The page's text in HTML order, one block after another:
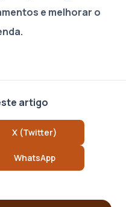
e melhorar o
artigo
X (Twitter)
WhatsApp